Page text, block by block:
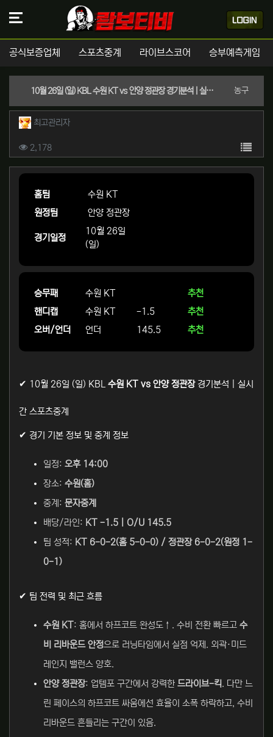
공식보증업체 스포츠중계 라이브스코어 승부예측게임
10월 26일 (일) KBL 수원 KT vs 안양 정관장 경기분석 | 실시간 스포츠중계 농구분류
작성자 정보
최고관리자작성
컨텐츠 정보
2,178조회 목록
본문
홈팀
수원 KT
원정팀
안양 정관장
경기일정
10월 26일
(일)
승무패 수원 KT
추천
핸디캡
수원 KT -1.5
추천
오버/언더
언더 145.5 추천
✔ 10월 26일 (일) KBL 수원 KT vs 안양 정관장경기분석 | 실시
간 스포츠중계
✔ 경기 기본 정보 및 중계 정보
일정: 오후 14:00
장소: 수원(홈)
중계: 문자중계
배당/라인: KT -1.5 | O/U 145.5
팀 성적: KT 6-0-2(홈 5-0-0) / 정관장 6-0-2(원정 1-
0-1)
✔ 팀 전력 및 최근 흐름
수원 KT : 홈에서 하프코트 완성도↑. 수비 전환 빠르고 수
비 리바운드 안정으로 러닝타임에서 실점 억제. 외곽·미드
레인지 밸런스 양호.
안양 정관장: 업템포 구간에서 강력한 드라이브-킥. 다만 느
린 페이스의 하프코트 싸움에선 효율이 소폭 하락하고, 수비
리바운드 흔들리는 구간이 있음.